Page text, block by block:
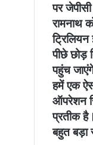
पर
रामनाथ
पीछे छोड़
पहुंच
हमें एक
ऑपरेशन
प्रतीक
बहुत बड़ा